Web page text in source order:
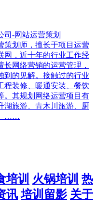
司-网站运营策划
策划师，擅长于项目运营
网，近十年的行业工作经
网络营销的运营管理，
到的见解。接触过的行业
程装修、暖通安装、餐饮
。其规划网络运营项目有
湖旅游、青木川旅游、厨
。……
培训 火锅培训 热
讯 培训留影 关于